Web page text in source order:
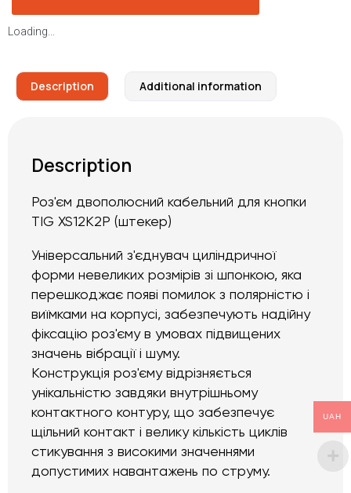
Loading...
Description Additional information
Description
Роз'єм двополюсний кабельний для кнопки
TIG XS12K2P (штекер)
Універсальний з'єднувач циліндричної
форми невеликих розмірів зі шпонкою, яка
перешкоджає появі помилок з полярністю і
виїмками на корпусі, забезпечують надійну
фіксацію роз'єму в умовах підвищених
значень вібрації і шуму.
Конструкція роз'єму відрізняється
унікальністю завдяки внутрішньому
контактного контуру, що забезпечує
щільний контакт і велику кількість циклів
стикування з високими значеннями
допустимих навантажень по струму.
UAH